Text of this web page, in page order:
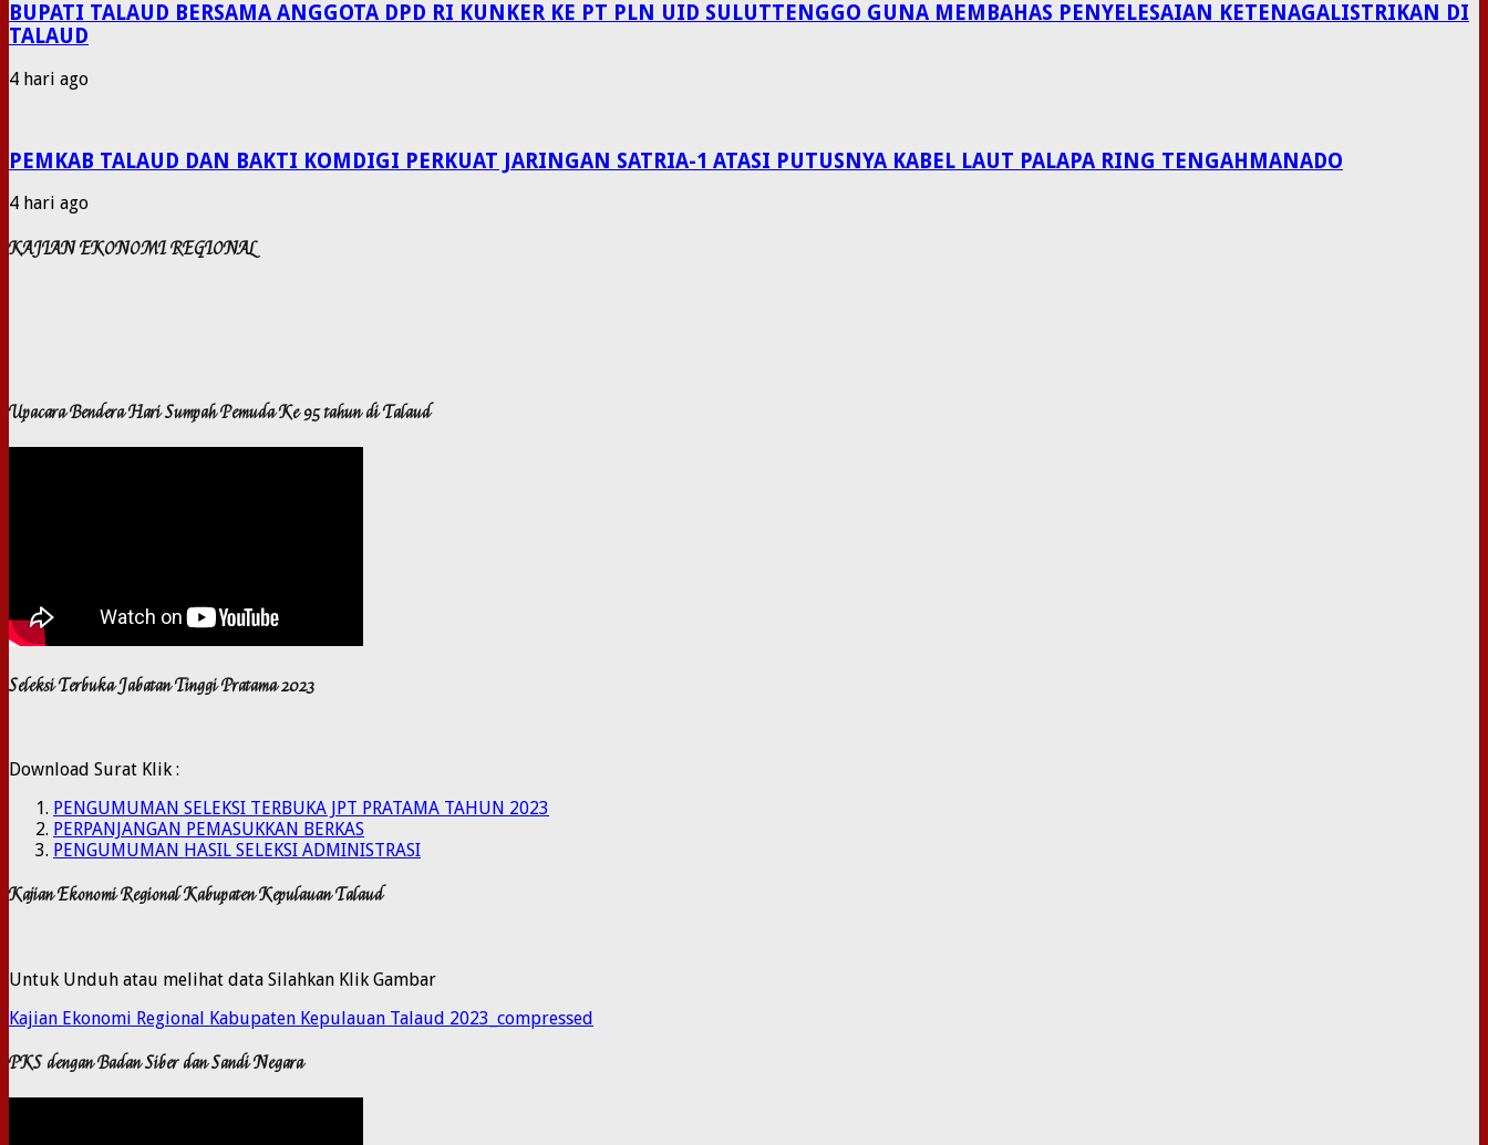
BUPATI TALAUD BERSAMA ANGGOTA DPD RI KUNKER KE PT PLN UID SULUTTENGGO GUNA MEMBAHAS PENYELESAIAN KETENAGALISTRIKAN DI
TALAUD
4 hari ago
PEMKAB TALAUD DAN BAKTI KOMDIGI PERKUAT JARINGAN SATRIA-1 ATASI PUTUSNYA KABEL LAUT PALAPA RING TENGAHMANADO
4 hari ago
KAJIAN EKONOMI REGIONAL
Upacara Bendera Hari Sumpah Pemuda Ke 95 tahun di Talaud
Seleksi Terbuka Jabatan Tinggi Pratama 2023
Download Surat Klik :
PENGUMUMAN SELEKSI TERBUKA JPT PRATAMA TAHUN 2023
PERPANJANGAN PEMASUKKAN BERKAS
PENGUMUMAN HASIL SELEKSI ADMINISTRASI
Kajian Ekonomi Regional Kabupaten Kepulauan Talaud
Untuk Unduh atau melihat data Silahkan Klik Gambar
Kajian Ekonomi Regional Kabupaten Kepulauan Talaud 2023_compressed
PKS dengan Badan Siber dan Sandi Negara